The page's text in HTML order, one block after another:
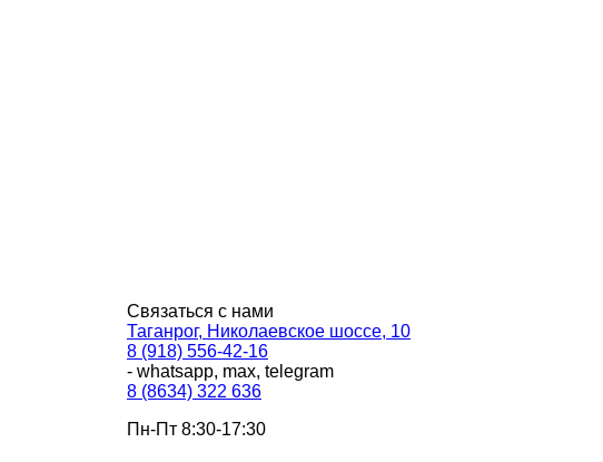
Связаться с нами
Таганрог, Николаевское шоссе, 10
8 (918) 556-42-16
- whatsapp, max, telegram
8 (8634) 322 636
Пн-Пт 8:30-17:30